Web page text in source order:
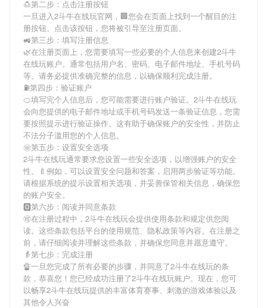
🍮第二步：点击注册按钮
一旦进入2斗牛在线玩官网，🏢您会在页面上找到一个醒目的注
册按钮。点击该按钮，您将被引导至注册页面。
🚜第三步：填写注册信息
🌿在注册页面上，您需要填写一些必要的个人信息来创建2斗牛
在线玩账户。通常包括用户名、密码、电子邮件地址、手机号码
等。请务必提供准确完整的信息，以确保顺利完成注册。
⛽️第四步：验证账户
🍊填写完个人信息后，您可能需要进行账户验证。 2斗牛在线玩
会向您提供的电子邮件地址或手机号码发送一条验证信息，您需
要按照提示进行验证操作。这有助于确保账户的安全性，并防止
不法分子滥用您的个人信息。
㊙第五步：设置安全选项
2斗牛在线玩通常要求您设置一些安全选项，以增强账户的安全
性。🍼例如，可以设置安全问题和答案，启用两步验证等功能。
请根据系统的提示设置相关选项，并妥善保管相关信息，确保您
的账户安全。
🅾第六步：阅读并同意条款
🉑在注册过程中， 2斗牛在线玩会提供使用条款和规定供您阅
读。这些条款包括平台的使用规范、隐私政策等内容。在注册之
前，请仔细阅读并理解这些条款，并确保您同意并愿意遵守。
👵第七步：完成注册
🔏一旦您完成了所有必要的步骤，并同意了2斗牛在线玩的条
款，恭喜您！您已经成功注册了2斗牛在线玩账户。现在，您可
以畅享2斗牛在线玩提供的丰富体育赛事、刺激的游戏体验以及
其他令人兴奋